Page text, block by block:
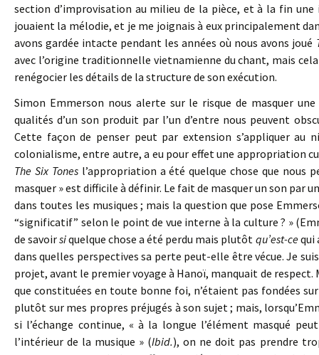
section d’improvisation au milieu de la pièce, et à la fin
jouaient la mélodie, et je me joignais à eux principalement
avons gardée intacte pendant les années où nous avons joué
avec l’origine traditionnelle vietnamienne du chant, mais
renégocier les détails de la structure de son exécution.
Simon Emmerson nous alerte sur le risque de masquer
qualités d’un son produit par l’un d’entre nous peuvent
Cette façon de penser peut par extension s’appliquer au
colonialisme, entre autre, a eu pour effet une appropriation
The Six Tonesl’appropriation a été quelque chose que nous
masquer » est difficile à définir. Le fait de masquer un son par
dans toutes les musiques ; mais la question que pose
“significatif” selon le point de vue interne à la culture ? »
de savoirsiquelque chose a été perdu mais plutôt qu’est-cequi
dans quelles perspectives sa perte peut-elle être vécue. Je
projet, avant le premier voyage à Hanoï, manquait de
que constituées en toute bonne foi, n’étaient pas fondées
plutôt sur mes propres préjugés à son sujet ; mais,
si l’échange continue, « à la longue l’élément masqué
l’intérieur de la musique » (Ibid.), on ne doit pas prendre